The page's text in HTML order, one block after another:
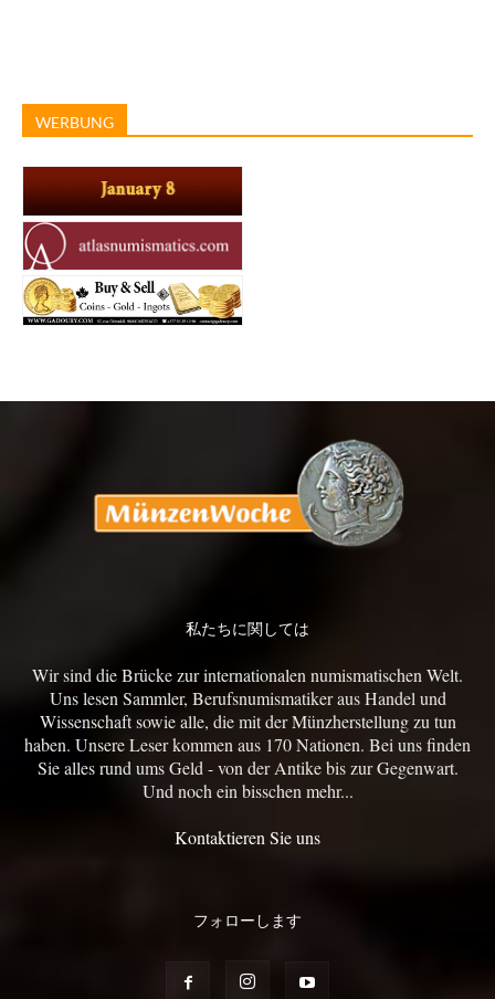
WERBUNG
私たちに関しては
Wir sind die Brücke zur internationalen numismatischen Welt.
Uns lesen Sammler, Berufsnumismatiker aus Handel und
Wissenschaft sowie alle, die mit der Münzherstellung zu tun
haben. Unsere Leser kommen aus 170 Nationen. Bei uns finden
Sie alles rund ums Geld - von der Antike bis zur Gegenwart.
Und noch ein bisschen mehr...
Kontaktieren Sie uns
フォローします